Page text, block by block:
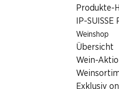
Produkte-
IP-
Weinshop
Übersicht
Wein-
Exklusiv
Zur Wegbeschreibung
Öffnungszeiten